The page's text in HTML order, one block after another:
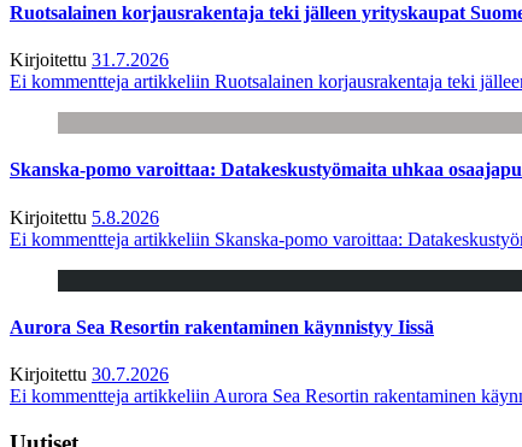
Ruotsalainen korjausrakentaja teki jälleen yrityskaupat
Kirjoitettu 31.7.2026
Ei kommentteja artikkeliin Ruotsalainen korjausrakentaja teki
Skanska-pomo varoittaa: Datakeskustyömaita uhkaa
Kirjoitettu 5.8.2026
Ei kommentteja artikkeliin Skanska-pomo varoittaa:
Aurora Sea Resortin rakentaminen käynnistyy Iissä
Kirjoitettu 30.7.2026
Ei kommentteja artikkeliin Aurora Sea Resortin rakentaminen